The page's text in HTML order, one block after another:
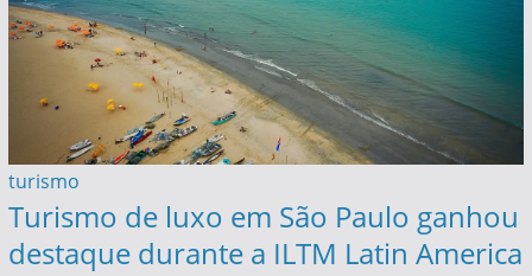
turismo
Turismo de luxo em São Paulo ganhou
destaque durante a ILTM Latin America